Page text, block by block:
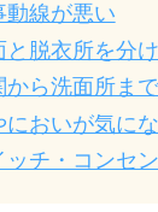
線が悪い
脱衣所を分
ら洗面所ま
おいが気に
チ・コンセ